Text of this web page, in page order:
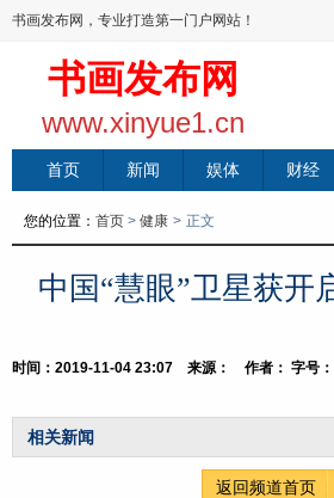
书画发布网，专业打造第一门户网站！
书画发布网
www.xinyue1.cn
首页 新闻 娱体 财经
您的位置： 首页 > 健康 > 正文
中国“慧眼”卫星获开
时间：2019-11-04 23:07 来源： 作者： 字号：
相关新闻
返回频道首页